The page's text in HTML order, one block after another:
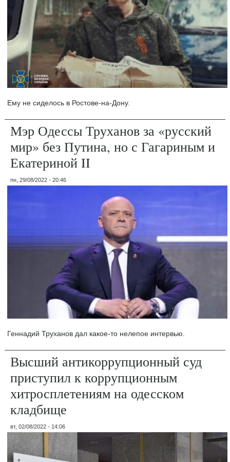
Ему не сиделось в Ростове-на-Дону.
Мэр Одессы Труханов за «русский
мир» без Путина, но с Гагариным и
Екатериной II
пн, 29/08/2022 - 20:46
Геннадий Труханов дал какое-то нелепое интервью.
Высший антикоррупционный суд
приступил к коррупционным
хитросплетениям на одесском
кладбище
вт, 02/08/2022 - 14:06